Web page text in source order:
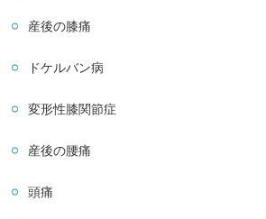
産後の膝痛
ドケルバン病
変形性膝関節症
産後の腰痛
頭痛